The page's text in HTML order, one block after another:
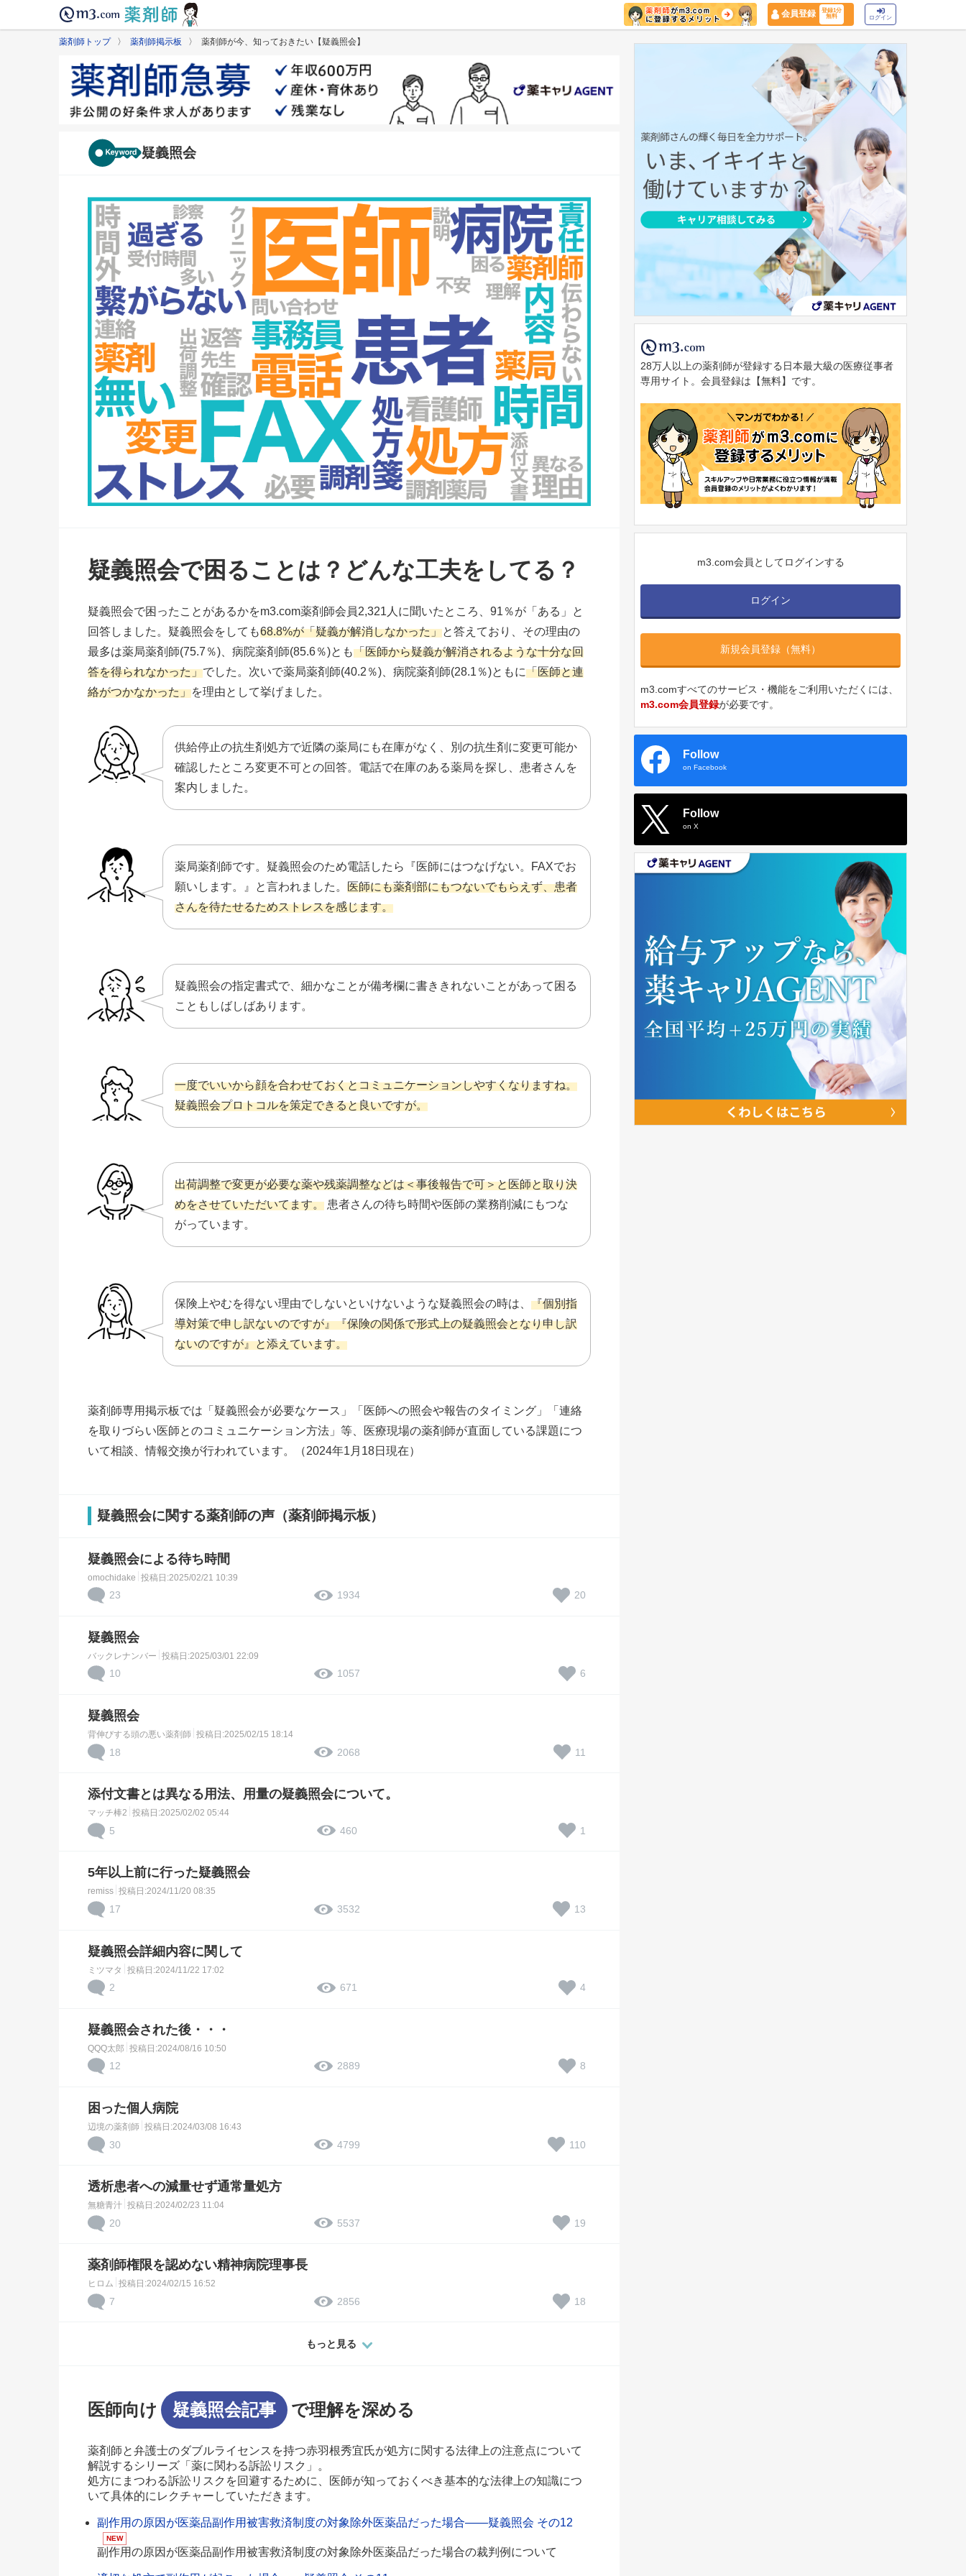
会員登録
登録1分
無料
ログイン
薬剤師トップ〉 薬剤師掲示板 〉 薬剤師が今、知っておきたい【疑義照会】
疑義照会
疑義照会で困ることは？どんな工夫をしてる？
疑義照会で困ったことがあるかをm3.com薬剤師会員2,321人に聞いたところ、91％が「ある」と
回答しました。疑義照会をしても68.8%が「疑義が解消しなかった」と答えており、その理由の
最多は薬局薬剤師(75.7％)、病院薬剤師(85.6％)とも「医師から疑義が解消されるような十分な回
答を得られなかった」でした。次いで薬局薬剤師(40.2％)、病院薬剤師(28.1％)ともに「医師と連
絡がつかなかった」を理由として挙げました。
供給停止の抗生剤処方で近隣の薬局にも在庫がなく、別の抗生剤に変更可能か
確認したところ変更不可との回答。電話で在庫のある薬局を探し、患者さんを
案内しました。
薬局薬剤師です。疑義照会のため電話したら『医師にはつなげない。FAXでお
願いします。』と言われました。 医師にも薬剤部にもつないでもらえず、患者
さんを待たせるためストレスを感じます。
疑義照会の指定書式で、細かなことが備考欄に書ききれないことがあって困る
こともしばしばあります。
一度でいいから顔を合わせておくとコミュニケーションしやすくなりますね。
疑義照会プロトコルを策定できると良いですが。
出荷調整で変更が必要な薬や残薬調整などは＜事後報告で可＞と医師と取り決
めをさせていただいてます。 患者さんの待ち時間や医師の業務削減にもつな
がっています。
保険上やむを得ない理由でしないといけないような疑義照会の時は、 『個別指
導対策で申し訳ないのですが』『保険の関係で形式上の疑義照会となり申し訳
ないのですが』と添えています。
薬剤師専用掲示板では「疑義照会が必要なケース」「医師への照会や報告のタイミング」「連絡
を取りづらい医師とのコミュニケーション方法」等、医療現場の薬剤師が直面している課題につ
いて相談、情報交換が行われています。（2024年1月18日現在）
疑義照会に関する薬剤師の声（薬剤師掲示板）
疑義照会による待ち時間
omochidake 投稿日:2025/02/21 10:39
23 1934 20
疑義照会
バックレナンバー 投稿日:2025/03/01 22:09
10 1057 6
疑義照会
背伸びする頭の悪い薬剤師 投稿日:2025/02/15 18:14
18 2068 11
添付文書とは異なる用法、用量の疑義照会について。
マッチ棒2 投稿日:2025/02/02 05:44
5 460 1
5年以上前に行った疑義照会
remiss 投稿日:2024/11/20 08:35
17 3532 13
疑義照会詳細内容に関して
ミツマタ 投稿日:2024/11/22 17:02
2 671 4
疑義照会された後・・・
QQQ太郎 投稿日:2024/08/16 10:50
12 2889 8
困った個人病院
辺境の薬剤師 投稿日:2024/03/08 16:43
30 4799 110
透析患者への減量せず通常量処方
無糖青汁 投稿日:2024/02/23 11:04
20 5537 19
薬剤師権限を認めない精神病院理事長
ヒロム 投稿日:2024/02/15 16:52
7 2856 18
もっと見る
医師向け 疑義照会記事 で理解を深める
薬剤師と弁護士のダブルライセンスを持つ赤羽根秀宜氏が処方に関する法律上の注意点について
解説するシリーズ「薬に関わる訴訟リスク」。
処方にまつわる訴訟リスクを回避するために、医師が知っておくべき基本的な法律上の知識につ
いて具体的にレクチャーしていただきます。
副作用の原因が医薬品副作用被害救済制度の対象除外医薬品だった場合――疑義照会 その12
NEW
副作用の原因が医薬品副作用被害救済制度の対象除外医薬品だった場合の裁判例について
28万人以上の薬剤師が登録する日本最大級の医療従事者
専用サイト。会員登録は【無料】です。
m3.com会員としてログインする
ログイン
新規会員登録（無料）
m3.comすべてのサービス・機能をご利用いただくには、
m3.com会員登録が必要です。
Follow
on Facebook
Follow
on X